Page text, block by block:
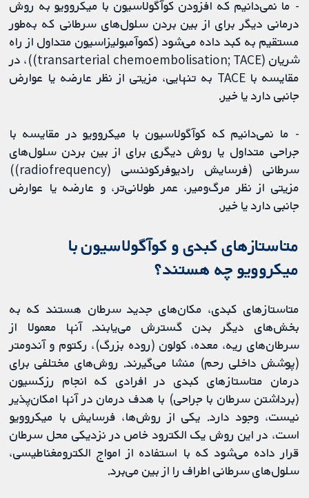
- ما نمی‌دانیم که افزودن کوآگولاسیون با میکروویو به روش
درمانی دیگر برای از بین بردن سلول‌های سرطانی که به‌طور
مستقیم به کبد داده می‌شود (کموآمبولیزاسیون متداول از راه
شریان (transarterial chemoembolisation; TACE))، در
مقایسه با TACE به‌ تنهایی، مزیتی از نظر عارضه یا عوارض
جانبی دارد یا خیر.
- ما نمی‌دانیم که کوآگولاسیون با میکروویو در مقایسه با
جراحی متداول یا روش دیگری برای از بین بردن سلول‌های
سرطانی (فرسایش رادیوفرکوئنسی (radiofrequency))
مزیتی از نظر مرگ‌ومیر، عمر طولانی‌تر، و عارضه یا عوارض
جانبی دارد یا خیر.
متاستازهای کبدی و کوآگولاسیون با
میکروویو چه هستند؟
متاستازهای کبدی، مکان‌های جدید سرطان هستند که به
بخش‌های دیگر بدن گسترش می‌یابند. آنها معمولا از
سرطان‌های ریه، معده، کولون (روده بزرگ)، رکتوم و آندومتر
(پوشش داخلی رحم) منشا می‌گیرند. روش‌های مختلفی برای
درمان متاستازهای کبدی در افرادی که انجام رزکسیون
(برداشتن سرطان با جراحی) با هدف درمان در آنها امکان‌پذیر
نیست، وجود دارد. یکی از روش‌ها، فرسایش با میکروویو
است، در این روش یک الکترود خاص در نزدیکی محل سرطان
قرار داده می‌شود که با استفاده از امواج الکترومغناطیسی،
سلول‌های سرطانی اطراف را از بین می‌برد.